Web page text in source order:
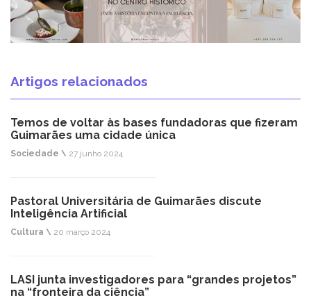
Artigos relacionados
Temos de voltar às bases fundadoras que fizeram
Guimarães uma cidade única
Sociedade \ 27 junho 2024
Pastoral Universitária de Guimarães discute
Inteligência Artificial
Cultura \ 20 março 2024
LASI junta investigadores para “grandes projetos”
na “fronteira da ciência”